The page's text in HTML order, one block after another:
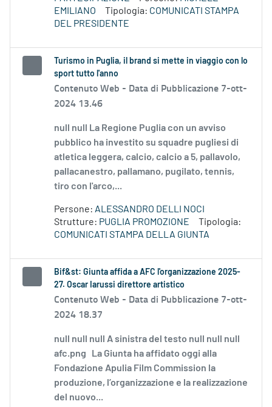
EMILIANO
Tipologia: COMUNICATI STAMPA
DEL PRESIDENTE
Turismo in Puglia, il brand si mette in viaggio con lo
sport tutto l'anno
Contenuto Web - Data di Pubblicazione 7-ott-
2024 13.46
null null La Regione Puglia con un avviso
pubblico ha investito su squadre pugliesi di
atletica leggera, calcio, calcio a 5, pallavolo,
pallacanestro, pallamano, pugilato, tennis,
tiro con l'arco,...
Persone: ALESSANDRO DELLI NOCI
Strutture: PUGLIA PROMOZIONE
Tipologia:
COMUNICATI STAMPA DELLA GIUNTA
Bif&st: Giunta affida a AFC l'organizzazione 2025-
27. Oscar Iarussi direttore artistico
Contenuto Web - Data di Pubblicazione 7-ott-
2024 18.37
null null null A sinistra del testo null null null
afc.png La Giunta ha affidato oggi alla
Fondazione Apulia Film Commission la
produzione, l’organizzazione e la realizzazione
del nuovo...